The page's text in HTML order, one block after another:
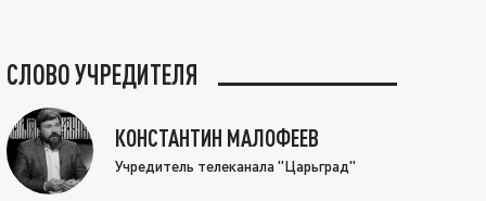
СЛОВО УЧРЕДИТЕЛЯ
КОНСТАНТИН МАЛОФЕЕВ
Учредитель телеканала "Царьград"